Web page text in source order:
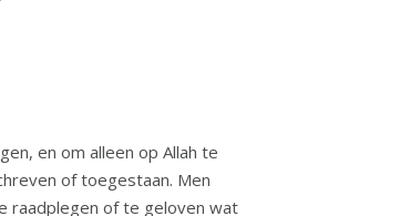
en om alleen op Allah te
of toegestaan. Men
raadplegen of te geloven wat